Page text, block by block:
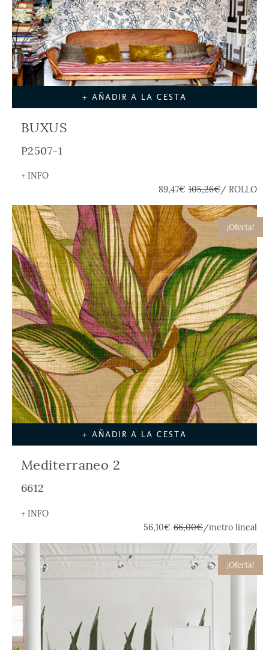
+ AÑADIR A LA CESTA
BUXUS
P2507-1
+ INFO
89,47€ 105,26€/ ROLLO
¡Oferta!
+ AÑADIR A LA CESTA
Mediterraneo 2
6612
+ INFO
56,10€ 66,00€/metro lineal
¡Oferta!